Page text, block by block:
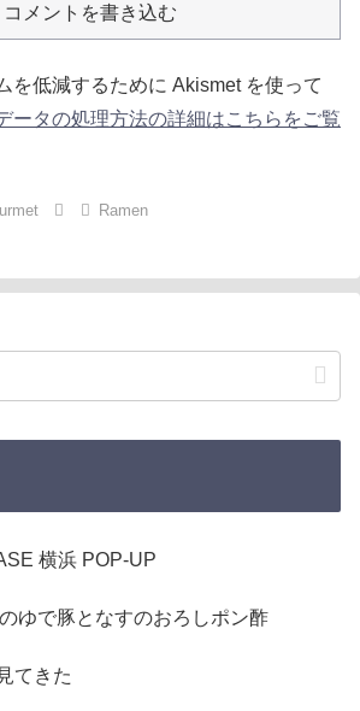
コメントを書き込む
を低減するために Akismet を使って
ータの処理方法の詳細はこちらをご覧
Ramen
横浜 POP-UP
ゆで豚となすのおろしポン酢
てきた